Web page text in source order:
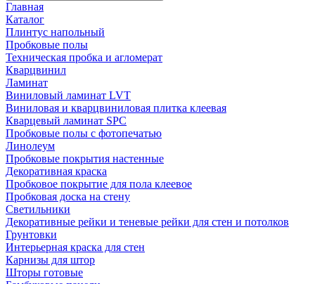
Главная
Каталог
Плинтус напольный
Пробковые полы
Техническая пробка и агломерат
Кварцвинил
Ламинат
Виниловый ламинат LVT
Виниловая и кварцвиниловая плитка клеевая
Кварцевый ламинат SPC
Пробковые полы с фотопечатью
Линолеум
Пробковые покрытия настенные
Декоративная краска
Пробковое покрытие для пола клеевое
Пробковая доска на стену
Светильники
Декоративные рейки и теневые рейки для стен и потолков
Грунтовки
Интерьерная краска для стен
Карнизы для штор
Шторы готовые